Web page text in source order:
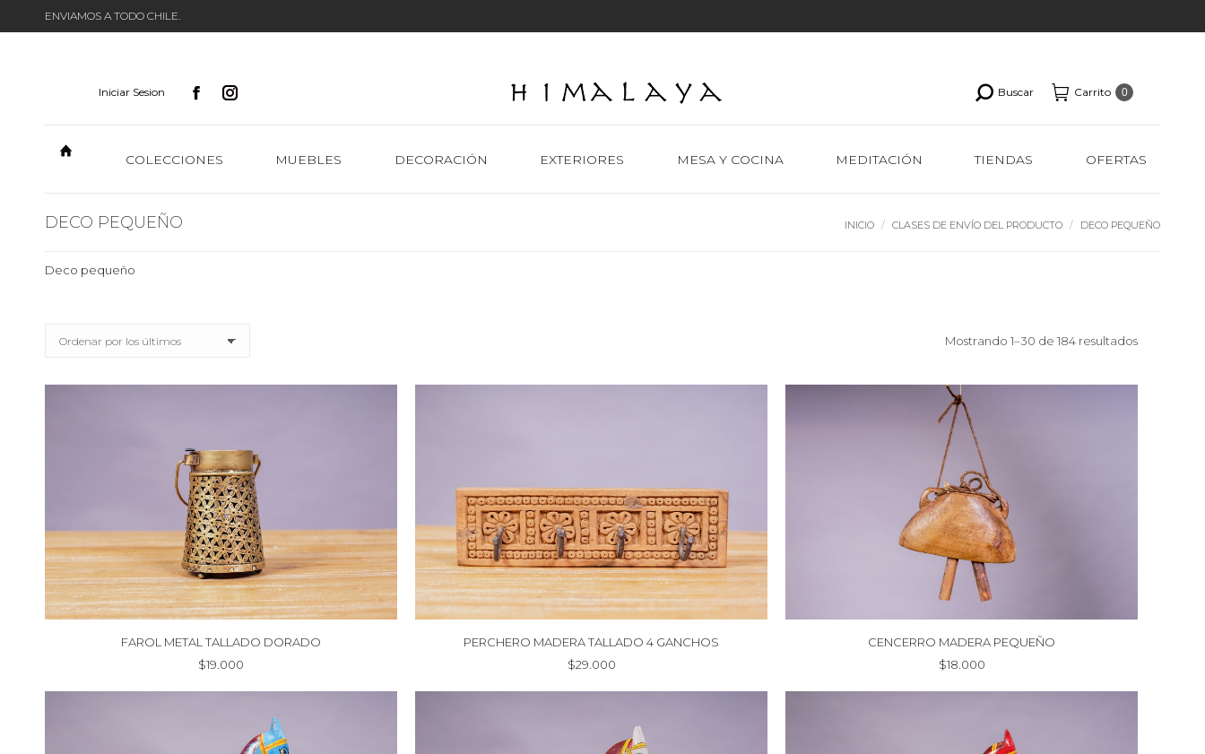
ENVIAMOS A TODO CHILE.
Iniciar Sesion Buscar Carrito 0
COLECCIONES MUEBLES DECORACIÓN EXTERIORES MESA Y COCINA MEDITACIÓN TIENDAS OFERTAS
DECO PEQUEÑO Estás aquí:
INICIO CLASES DE ENVÍO DEL PRODUCTO DECO PEQUEÑO
Deco pequeño
Mostrando 1–30 de 184 resultadosOrdenado
FAROL METAL TALLADO DORADO
$19.000
PERCHERO MADERA TALLADO 4 GANCHOS
$29.000
CENCERRO MADERA PEQUEÑO
$18.000